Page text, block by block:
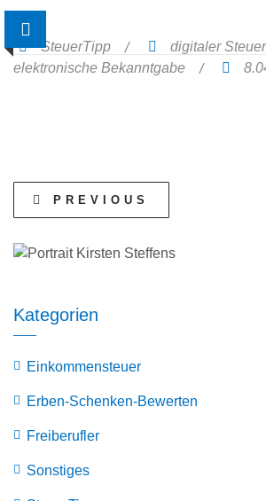
SteuerTipp digitaler
elektronische Bekanntgabe
PREVIOUS
Kategorien
Einkommensteuer
Erben-Schenken-Bewerten
Freiberufler
Sonstiges